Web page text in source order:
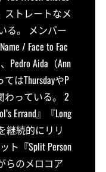
ストレートなメ
る。 メンバー
/ Face to Fac
Pedro Aida（Ann
はThursdayやP
わっている。 2
Errand』『Long
継続的にリリ
ト『Split Person
らのメロコア